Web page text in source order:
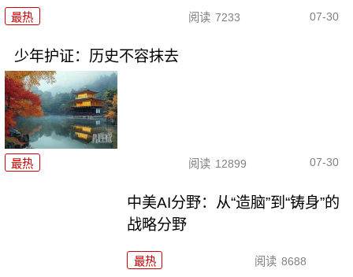
最热 阅读 7233 07-30
少年护证：历史不容抹去
最热 阅读 12899 07-30
中美AI分野：从“造脑”到“铸身”的
战略分野
最热 阅读 8688